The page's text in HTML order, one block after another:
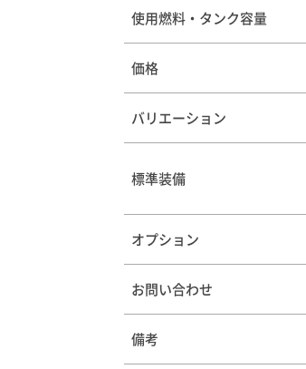
使用燃料・タンク容量
価格
バリエーション
標準装備
オプション
お問い合わせ
備考